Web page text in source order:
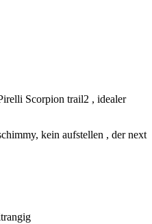
Scorpion trail2 , idealer
kein aufstellen , der next